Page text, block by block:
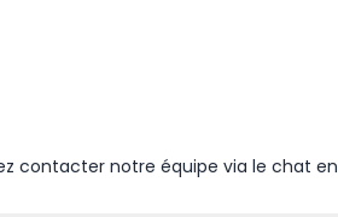
contacter notre équipe via le chat en